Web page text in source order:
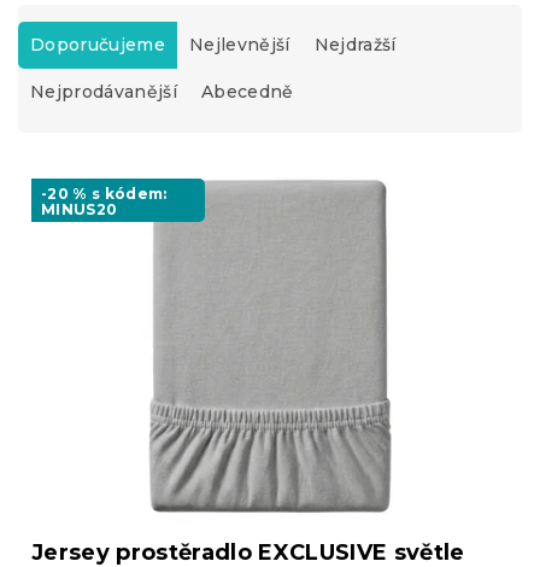
Ř
z
e
p
o
Doporučujeme Nejlevnější Nejdražší
Nejprodávanější Abecedně
p
-20 % s kódem:
MINUS20
Jersey prostěradlo EXCLUSIVE světle